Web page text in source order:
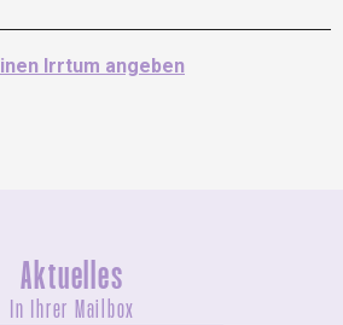
Irrtum angeben
Aktuelles
In Ihrer Mailbox